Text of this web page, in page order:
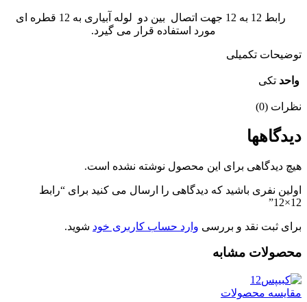
رابط 12 به 12 جهت اتصال بین دو لوله آبیاری به 12 قطره ای
مورد استفاده قرار می گیرد.
توضیحات تکمیلی
واحد تکی
نظرات (0)
دیدگاهها
هیچ دیدگاهی برای این محصول نوشته نشده است.
اولین نفری باشید که دیدگاهی را ارسال می کنید برای “رابط
12×12”
برای ثبت نقد و بررسی وارد حساب کاربری خود شوید.
محصولات مشابه
مقایسه محصولات